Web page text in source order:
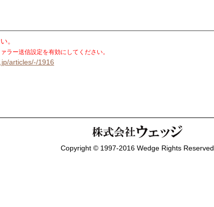
。
ラー送信設定を有効にしてください。
articles/-/1916
Copyright © 1997-2016 Wedge Rights Reserved